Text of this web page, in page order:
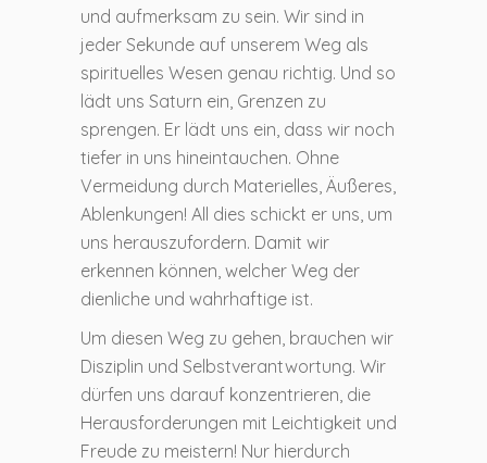
und aufmerksam zu sein. Wir sind in
jeder Sekunde auf unserem Weg als
spirituelles Wesen genau richtig. Und so
lädt uns Saturn ein, Grenzen zu
sprengen. Er lädt uns ein, dass wir noch
tiefer in uns hineintauchen. Ohne
Vermeidung durch Materielles, Äußeres,
Ablenkungen! All dies schickt er uns, um
uns herauszufordern. Damit wir
erkennen können, welcher Weg der
dienliche und wahrhaftige ist.
Um diesen Weg zu gehen, brauchen wir
Disziplin und Selbstverantwortung. Wir
dürfen uns darauf konzentrieren, die
Herausforderungen mit Leichtigkeit und
Freude zu meistern! Nur hierdurch